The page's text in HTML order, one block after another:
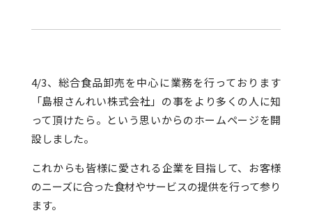
4/3、総合食品卸売を中心に業務を行っております
「島根さんれい株式会社」の事をより多くの人に知
って頂けたら。という思いからのホームページを開
設しました。
これからも皆様に愛される企業を目指して、お客様
のニーズに合った食材やサービスの提供を行って参り
ます。